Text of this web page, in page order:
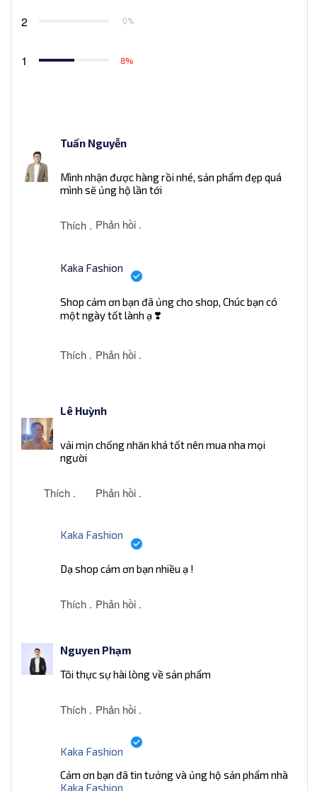
Tuấn Nguyễn
Mình nhận được hàng rồi nhé, sản phẩm đẹp quá
mình sẽ ủng hộ lần tới
Thích . Phản hồi .
Kaka Fashion
Shop cảm ơn bạn đã ủng cho shop, Chúc bạn có
một ngày tốt lành ạ ❣️
Thích . Phản hồi .
Lê Huỳnh
vải mịn chống nhăn khá tốt nên mua nha mọi
người
Thích . Phản hồi .
Kaka Fashion
Dạ shop cảm ơn bạn nhiều ạ !
Thích . Phản hồi .
Nguyen Phạm
Tôi thực sự hài lòng về sản phẩm
Thích . Phản hồi .
Kaka Fashion
Cảm ơn bạn đã tin tưởng và ủng hộ sản phẩm nhà
Kaka Fashion
2
1
0%
8%